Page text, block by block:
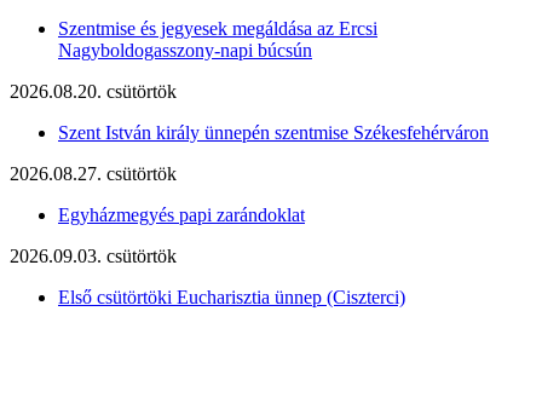
Szentmise és jegyesek megáldása az Ercsi
Nagyboldogasszony-napi búcsún
2026.08.20. csütörtök
Szent István király ünnepén szentmise Székesfehérváron
2026.08.27. csütörtök
Egyházmegyés papi zarándoklat
2026.09.03. csütörtök
Első csütörtöki Eucharisztia ünnep (Ciszterci)